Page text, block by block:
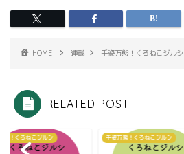
HOME 連載 千姿万態！くろねこジルシ
RELATED POST
態！くろねこジルシ 千姿万態！くろねこジルシ